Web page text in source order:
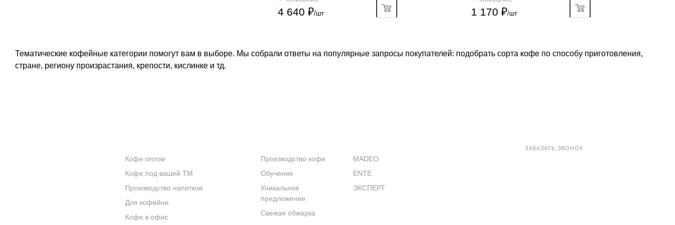
4 640 ₽/шт 1 170 ₽/шт
Тематические кофейные категории помогут вам в выборе. Мы собрали ответы на популярные запросы покупателей: подобрать сорта кофе по способу приготовления,
стране, региону произрастания, крепости, кислинке и тд.
Кофе оптом
Кофе под вашей ТМ
Производство напитков
Для кофейни
Кофе в офис
Производство кофе
Обучение
Уникальное
предложение
Свежая обжарка
MADEO
ENTE
ЭКСПЕРТ
ЗАКАЗАТЬ ЗВОНОК